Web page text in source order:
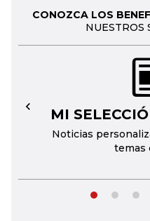
CONOZCA LOS
NUESTROS
MI
Noticias
temas
←